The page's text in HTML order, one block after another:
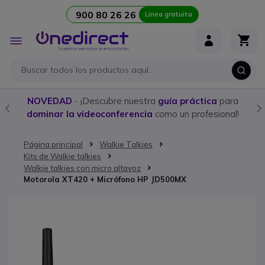
900 80 26 26 Linea gratuita
Toggle
Nav
NOVEDAD - ¡Descubre nuestra guía práctica para
dominar la videoconferencia como un profesional!
Página principal
Walkie Talkies
Kits de Walkie talkies
Walkie talkies con micro altavoz
Motorola XT420 + Micrófono HP JD500MX